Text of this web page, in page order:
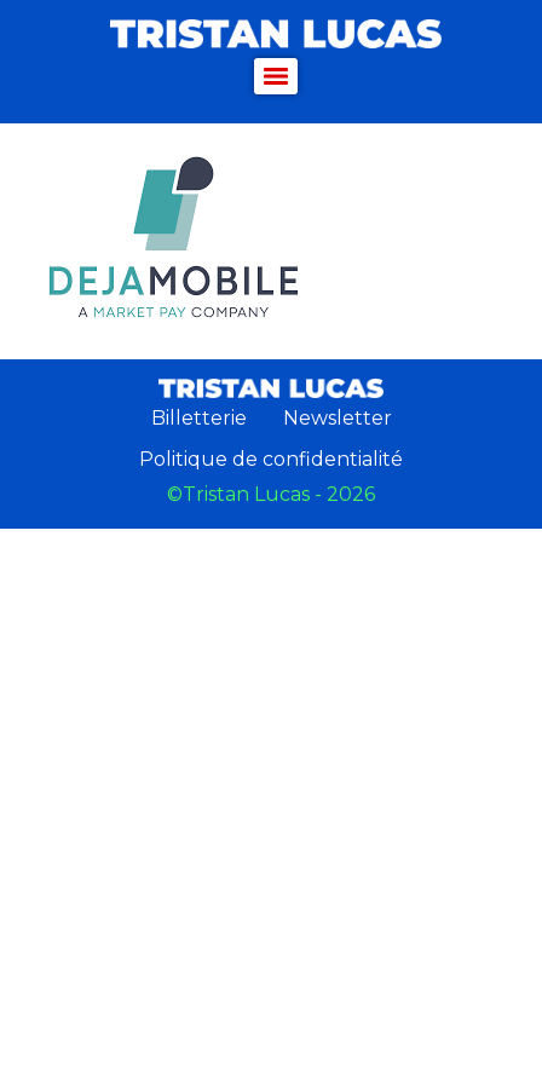
Billetterie
Newsletter
Politique de confidentialité
©Tristan Lucas - 2026